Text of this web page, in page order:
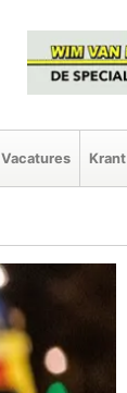
Vacatures Krant